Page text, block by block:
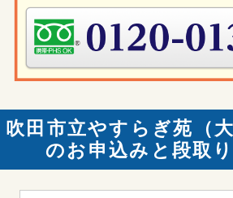
吹田市立やすらぎ苑（
のお申込みと段取